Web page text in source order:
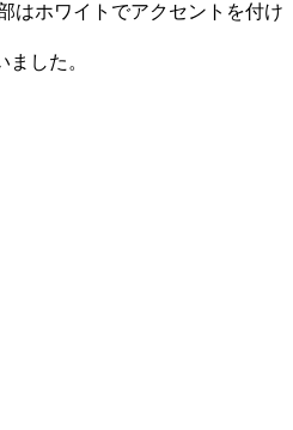
はホワイトでアクセントを付け
した。